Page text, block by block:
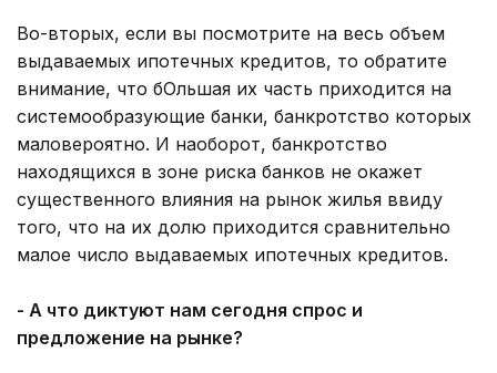
Во-вторых, если вы посмотрите на весь объем
выдаваемых ипотечных кредитов, то обратите
внимание, что бОльшая их часть приходится на
системообразующие банки, банкротство которых
маловероятно. И наоборот, банкротство
находящихся в зоне риска банков не окажет
существенного влияния на рынок жилья ввиду
того, что на их долю приходится сравнительно
малое число выдаваемых ипотечных кредитов.
- А что диктуют нам сегодня спрос и
предложение на рынке?